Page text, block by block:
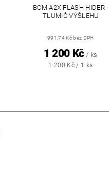
BCM A2X FLASH HIDER -
TLUMIČ VÝŠLEHU
991,74 Kč bez DPH
1 200 Kč / ks
1 200 Kč / 1 ks